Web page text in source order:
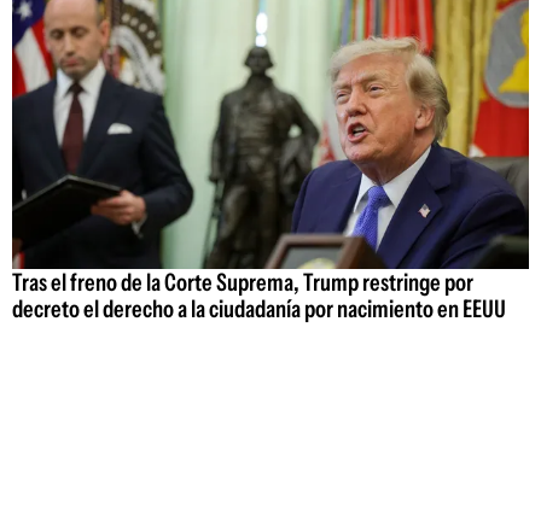
Tras el freno de la Corte Suprema, Trump restringe por
decreto el derecho a la ciudadanía por nacimiento en EEUU